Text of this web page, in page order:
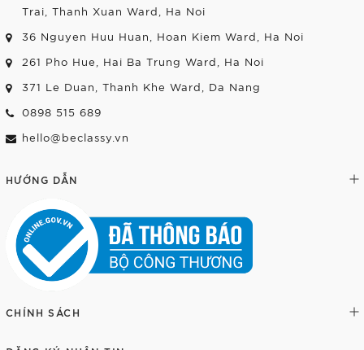
Trai, Thanh Xuan Ward, Ha Noi
36 Nguyen Huu Huan, Hoan Kiem Ward, Ha Noi
261 Pho Hue, Hai Ba Trung Ward, Ha Noi
371 Le Duan, Thanh Khe Ward, Da Nang
0898 515 689
hello@beclassy.vn
HƯỚNG DẪN
CHÍNH SÁCH